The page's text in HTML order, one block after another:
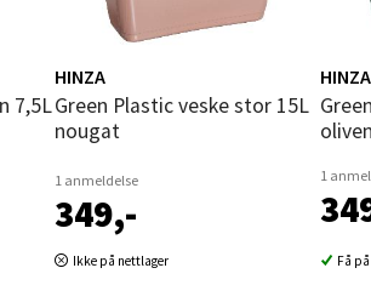
HINZA
Green Plastic veske stor 15L
nougat
1 anmeldelse
349,-
Ikke på nettlager
HINZA
Green Plastic veske stor 15L
1
Få
Molde -
Torget 1, 6413 Molde
Åpent i dag 10-20
Narvik -